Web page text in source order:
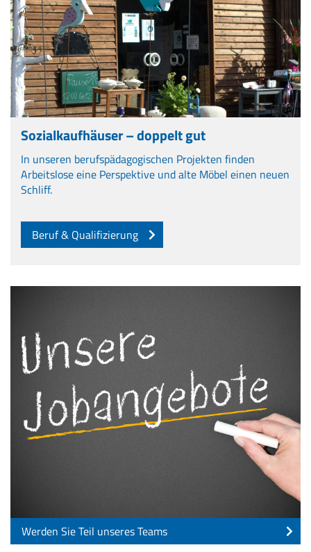
Sozialkaufhäuser – doppelt gut
In unseren berufspädagogischen Projekten finden
Arbeitslose eine Perspektive und alte Möbel einen neuen
Schliff.
Beruf & Qualifizierung
Werden Sie Teil unseres Teams